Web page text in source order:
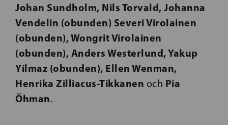
Johan Sundholm, Nils Torvald, Johanna
Vendelin (obunden) Severi Virolainen
(obunden), Wongrit Virolainen
(obunden), Anders Westerlund,Yakup
Yilmaz (obunden), Ellen Wenman,
Henrika Zilliacus-Tikkanen och Pia
Öhman.